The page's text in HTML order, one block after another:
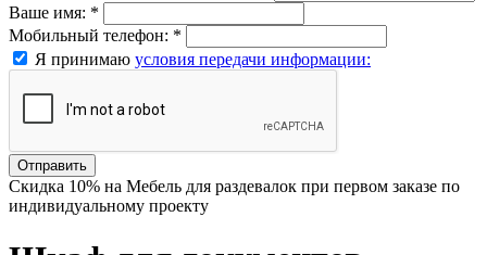
Ваше имя: *
Мобильный телефон: *
Я принимаю условия передачи информации:
Отправить
Скидка 10% на Мебель для раздевалок при первом заказе по
индивидуальному проекту